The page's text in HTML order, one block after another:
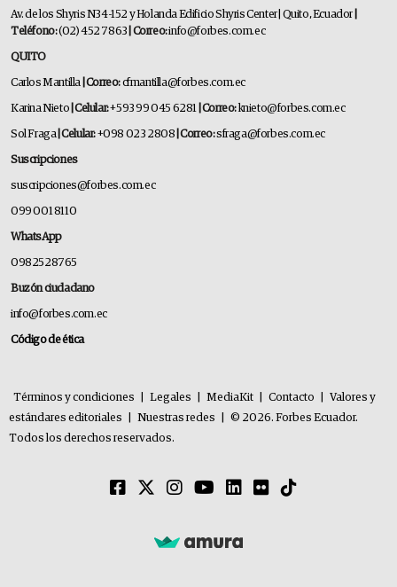
Av. de los Shyris N34-152 y Holanda Edificio Shyris Center | Quito, Ecuador
Teléfono:(02) 452 7863 | Correo:info@forbes.com.ec
QUITO
Carlos Mantilla | Correo:cfmantilla@forbes.com.ec
Karina Nieto | Celular:+593 99 045 6281 | Correo:knieto@forbes.com.ec
Sol Fraga| Celular:+098 023 2808 | Correo:sfraga@forbes.com.ec
Suscripciones
suscripciones@forbes.com.ec
099 001 8110
WhatsApp
0982528765
Buzón ciudadano
info@forbes.com.ec
Código de ética
Términos y condiciones Legales MediaKit Contacto
Valores y
estándares editoriales
Nuestras redes
© 2026. Forbes Ecuador.
Todos los derechos reservados.